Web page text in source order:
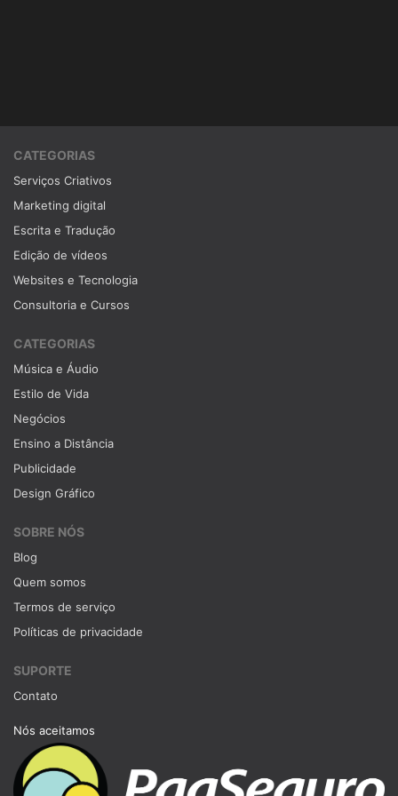
CATEGORIAS
Serviços Criativos
Marketing digital
Escrita e Tradução
Edição de vídeos
Websites e Tecnologia
Consultoria e Cursos
CATEGORIAS
Música e Áudio
Estilo de Vida
Negócios
Ensino a Distância
Publicidade
Design Gráfico
SOBRE NÓS
Blog
Quem somos
Termos de serviço
Políticas de privacidade
SUPORTE
Contato
Nós aceitamos